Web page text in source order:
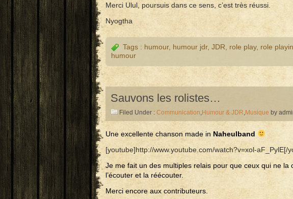
Merci Ulul, poursuis dans ce sens, c’est très réussi.
Nyogtha
Tags : humour, humour jdr, JDR role play, role
humour
Sauvons les rolistes…
Filed Under : Communication Humour & JDR Musique by
Une excellente chanson made in Naheulband
[youtube]http://www.youtube.com/watch?v=xol-aF_PylE[/
Je me fait un des multiples relais pour que ceux qui ne la
l’écouter et la réécouter.
Merci encore aux contributeurs.